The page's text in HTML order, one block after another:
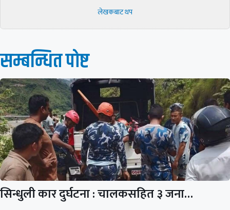
लेखकबाट थप
सम्बन्धित पाेष्ट
सिन्धुली कार दुर्घटना : चालकसहित ३ जना…